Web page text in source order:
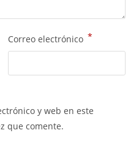
Correo electrónico *
y web en este
que comente.